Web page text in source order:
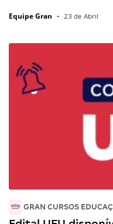
Equipe Gran • 23 de Abril
GRAN CURSOS